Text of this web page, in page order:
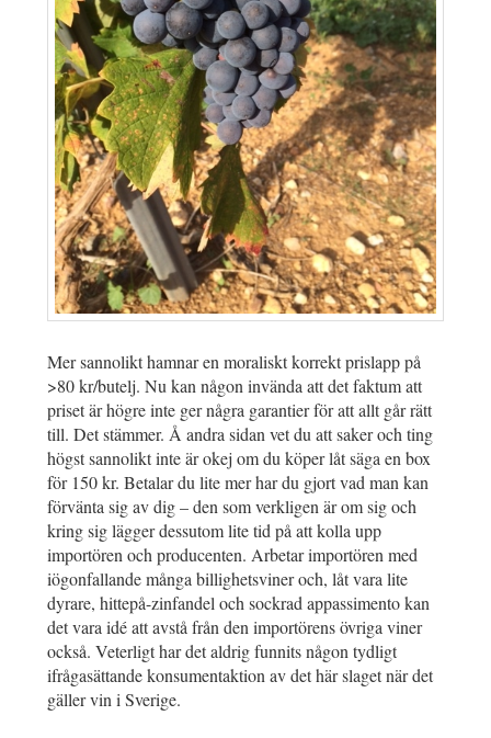
Mer sannolikt hamnar en moraliskt korrekt prislapp på
>80 kr/butelj. Nu kan någon invända att det faktum att
priset är högre inte ger några garantier för att allt går rätt
till. Det stämmer. Å andra sidan vet du att saker och ting
högst sannolikt inte är okej om du köper låt säga en box
för 150 kr. Betalar du lite mer har du gjort vad man kan
förvänta sig av dig – den som verkligen är om sig och
kring sig lägger dessutom lite tid på att kolla upp
importören och producenten. Arbetar importören med
iögonfallande många billighetsviner och, låt vara lite
dyrare, hittepå-zinfandel och sockrad appassimento kan
det vara idé att avstå från den importörens övriga viner
också. Veterligt har det aldrig funnits någon tydligt
ifrågasättande konsumentaktion av det här slaget när det
gäller vin i Sverige.